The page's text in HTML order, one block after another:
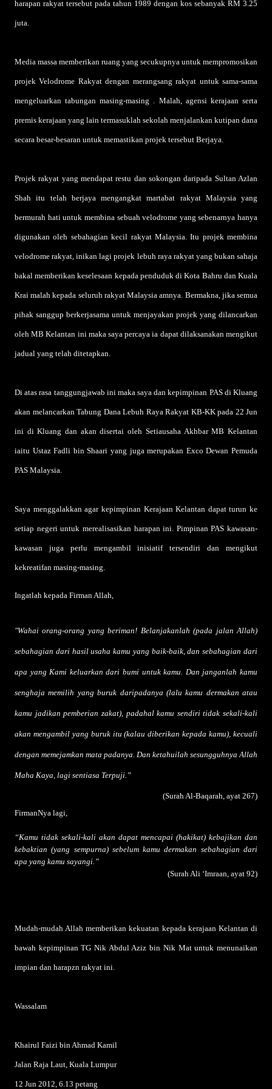
harapan rakyat tersebut pada tahun 1989 dengan kos sebanyak RM 3.25
juta.
Media massa memberikan ruang yang secukupnya untuk mempromosikan
projek Velodrome Rakyat dengan merangsang rakyat untuk sama-sama
mengeluarkan tabungan masing-masing . Malah, agensi kerajaan serta
premis kerajaan yang lain termasuklah sekolah menjalankan kutipan dana
secara besar-besaran untuk memastikan projek tersebut Berjaya.
Projek rakyat yang mendapat restu dan sokongan daripada Sultan Azlan
Shah itu telah berjaya mengangkat martabat rakyat Malaysia yang
bermurah hati untuk membina sebuah velodrome yang sebenarnya hanya
digunakan oleh sebahagian kecil rakyat Malaysia. Itu projek membina
velodrome rakyat, inikan lagi projek lebuh raya rakyat yang bukan sahaja
bakal memberikan keselesaan kepada penduduk di Kota Bahru dan Kuala
Krai malah kepada seluruh rakyat Malaysia amnya. Bermakna, jika semua
pihak sanggup berkerjasama untuk menjayakan projek yang dilancarkan
oleh MB Kelantan ini maka saya percaya ia dapat dilaksanakan mengikut
jadual yang telah ditetapkan.
Di atas rasa tanggungjawab ini maka saya dan kepimpinan PAS di Kluang
akan melancarkan Tabung Dana Lebuh Raya Rakyat KB-KK pada 22 Jun
ini di Kluang dan akan disertai oleh Setiausaha Akhbar MB Kelantan
iaitu Ustaz Fadli bin Shaari yang juga merupakan Exco Dewan Pemuda
PAS Malaysia.
Saya menggalakkan agar kepimpinan Kerajaan Kelantan dapat turun ke
setiap negeri untuk merealisasikan harapan ini. Pimpinan PAS kawasan-
kawasan juga perlu mengambil inisiatif tersendiri dan mengikut
kekreatifan masing-masing.
Ingatlah kepada Firman Allah,
"Wahai orang-orang yang beriman! Belanjakanlah (pada jalan Allah)
sebahagian dari hasil usaha kamu yang baik-baik, dan sebahagian dari
apa yang Kami keluarkan dari bumi untuk kamu. Dan janganlah kamu
senghaja memilih yang buruk daripadanya (lalu kamu dermakan atau
kamu jadikan pemberian zakat), padahal kamu sendiri tidak sekali-kali
akan mengambil yang buruk itu (kalau diberikan kepada kamu), kecuali
dengan memejamkan mata padanya. Dan ketahuilah sesungguhnya Allah
Maha Kaya, lagi sentiasa Terpuji.”
(Surah Al-Baqarah, ayat 267)
FirmanNya lagi,
“Kamu tidak sekali-kali akan dapat mencapai (hakikat) kebajikan dan
kebaktian (yang sempurna) sebelum kamu dermakan sebahagian dari
apa yang kamu sayangi.”
(Surah Ali ‘Imraan, ayat 92)
Mudah-mudah Allah memberikan kekuatan kepada kerajaan Kelantan di
bawah kepimpinan TG Nik Abdul Aziz bin Nik Mat untuk menunaikan
impian dan harapzn rakyat ini.
Wassalam
Khairul Faizi bin Ahmad Kamil
Jalan Raja Laut, Kuala Lumpur
12 Jun 2012, 6.13 petang